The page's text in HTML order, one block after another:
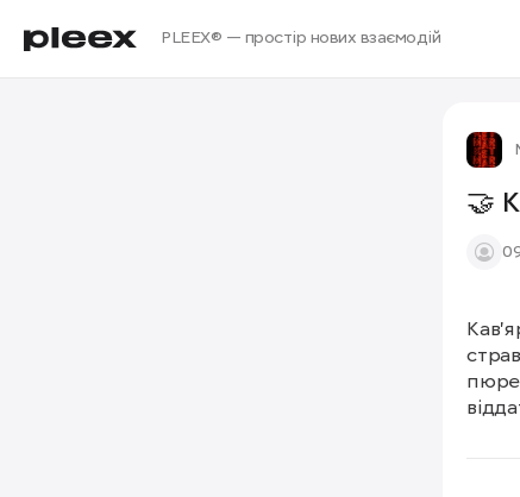
PLEEX® — простір нових взаємодій
🤝
пюре